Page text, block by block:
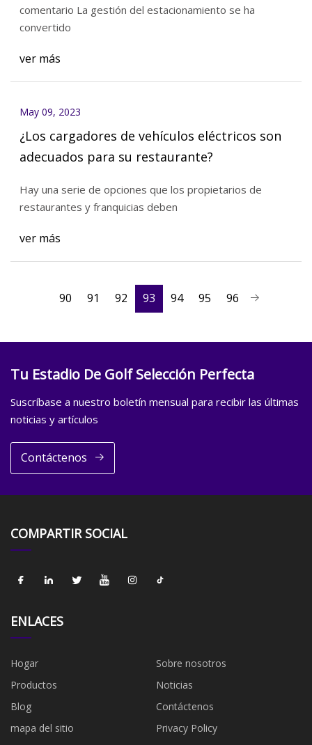
comentario La gestión del estacionamiento se ha
convertido
ver más
May 09, 2023
¿Los cargadores de vehículos eléctricos son
adecuados para su restaurante?
Hay una serie de opciones que los propietarios de
restaurantes y franquicias deben
ver más
90 91 92 93 94 95 96
Tu Estadio De Golf Selección Perfecta
Suscríbase a nuestro boletín mensual para recibir las últimas
noticias y artículos
Contáctenos
COMPARTIR SOCIAL
ENLACES
Hogar
Sobre nosotros
Productos
Noticias
Blog
Contáctenos
mapa del sitio
Privacy Policy